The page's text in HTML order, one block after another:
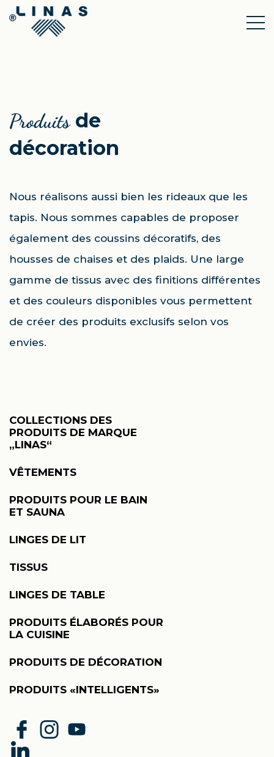
Produitsde
décoration
Nous réalisons aussi bien les rideaux que les
tapis. Nous sommes capables de proposer
également des coussins décoratifs, des
housses de chaises et des plaids. Une large
gamme de tissus avec des finitions différentes
et des couleurs disponibles vous permettent
de créer des produits exclusifs selon vos
envies.
COLLECTIONS DES
PRODUITS DE MARQUE
„LINAS“
VÊTEMENTS
PRODUITS POUR LE BAIN
ET SAUNA
LINGES DE LIT
TISSUS
LINGES DE TABLE
PRODUITS ÉLABORÉS POUR
LA CUISINE
PRODUITS DE DÉCORATION
PRODUITS «INTELLIGENTS»